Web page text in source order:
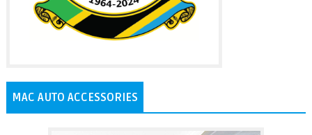
MAC AUTO ACCESSORIES